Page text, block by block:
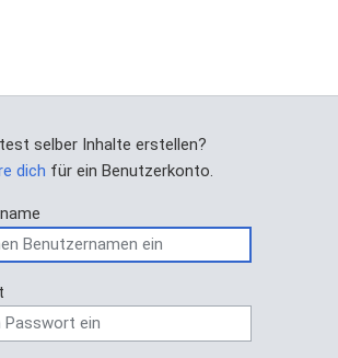
selber Inhalte erstellen?
dich für ein Benutzerkonto.